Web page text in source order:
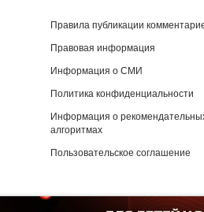
Правила публикации
Правовая информация
Информация о СМИ
Политика конфиденциальности
Информация о
алгоритмах
Пользовательское соглашение